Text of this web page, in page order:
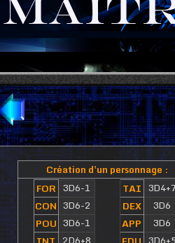
Création d'un personnage :
FOR 3D6-1 TAI 3D4+7
CON 3D6-2 DEX
3D6
POU 3D6-1 APP
3D6